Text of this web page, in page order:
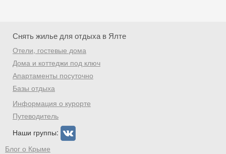
Снять жилье для отдыха в Ялте
Отели, гостевые дома
Дома и коттеджи под ключ
Апартаменты посуточно
Базы отдыха
Информация о курорте
Путеводитель
Наши группы:
Блог о Крыме
Скидка −5%
Хочешь дешевле? Оставь почту и получи
промокод на первое бронирование!